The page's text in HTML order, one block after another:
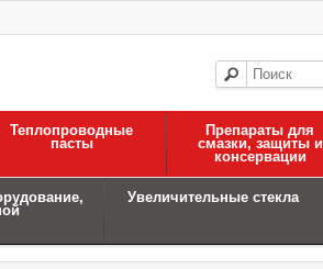
Теплопроводные
пасты
Препараты для
смазки, защиты и
консервации
Увеличительные стекла